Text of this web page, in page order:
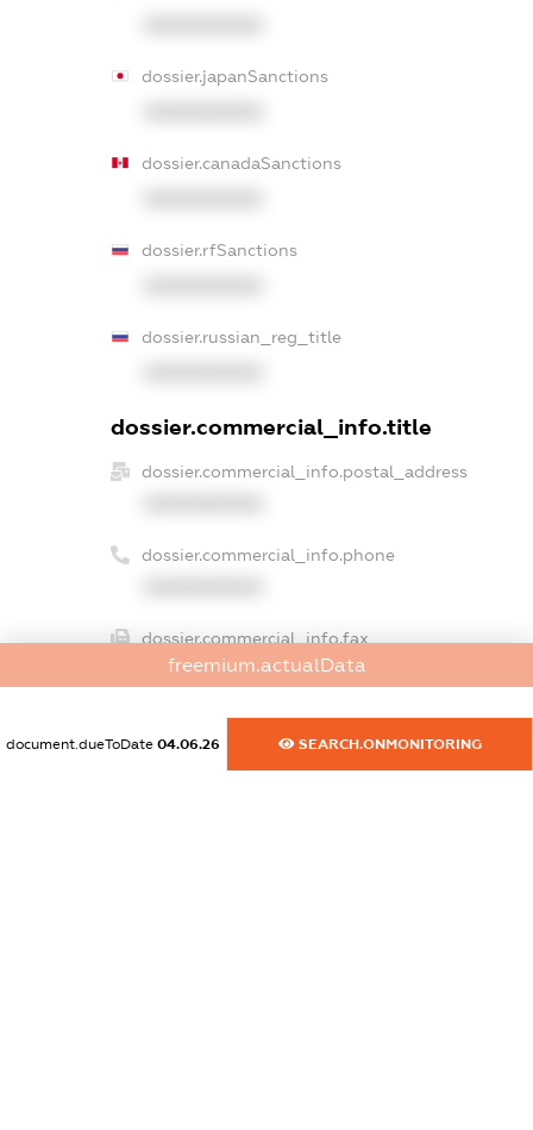
dossier.japanSanctions
dossier.canadaSanctions
dossier.rfSanctions
dossier.russian_reg_title
dossier.commercial_info.title
dossier.commercial_info.postal_address
dossier.commercial_info.phone
dossier.commercial_info.fax
XXXXXXXXXX
dossier.commercial_info.email
XXXXXXXXXX
freemium.actualData
document.dueToDate 04.06.26 SEARCH.ONMONITORING